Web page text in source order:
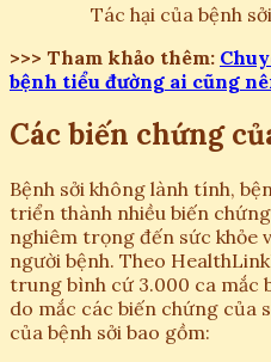
Tác hại của bệnh
>>> Tham khảo thêm:
bệnh tiểu đường ai cũng
Các biến chứng
Bệnh sởi không lành tính,
triển thành nhiều biến
nghiêm trọng đến sức khỏe
người bệnh. Theo
trung bình cứ 3.000 ca mắc
do mắc các biến chứng của
của bệnh sởi bao gồm: